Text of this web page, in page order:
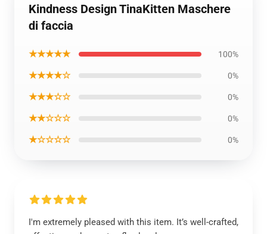
Kindness Design TinaKitten Maschere
di faccia
★★★★★ 100%
★★★★☆ 0%
★★★☆☆ 0%
★★☆☆☆ 0%
★☆☆☆☆ 0%
I'm extremely pleased with this item. It’s well-crafted,